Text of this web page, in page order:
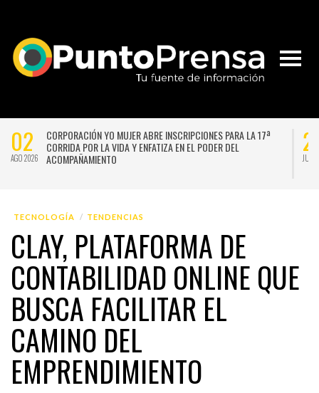
02
AGO 2026
CORPORACIÓN YO MUJER ABRE INSCRIPCIONES PARA LA 17ª
CORRIDA POR LA VIDA Y ENFATIZA EN EL PODER DEL
ACOMPAÑAMIENTO
JUL
TECNOLOGÍA TENDENCIAS
CLAY, PLATAFORMA DE
CONTABILIDAD ONLINE QUE
BUSCA FACILITAR EL
CAMINO DEL
EMPRENDIMIENTO